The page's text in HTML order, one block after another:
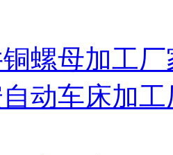
螺母加工
动车床加